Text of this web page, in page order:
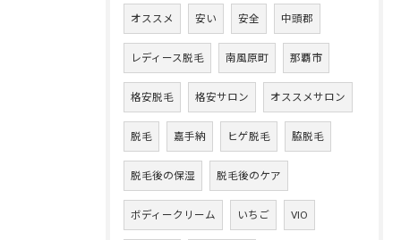
オススメ 安い 安全 中頭郡
レディース脱毛 南風原町 那覇市
格安脱毛 格安サロン オススメサロン
脱毛 嘉手納 ヒゲ脱毛 脇脱毛
脱毛後の保湿 脱毛後のケア
ボディークリーム いちご VIO